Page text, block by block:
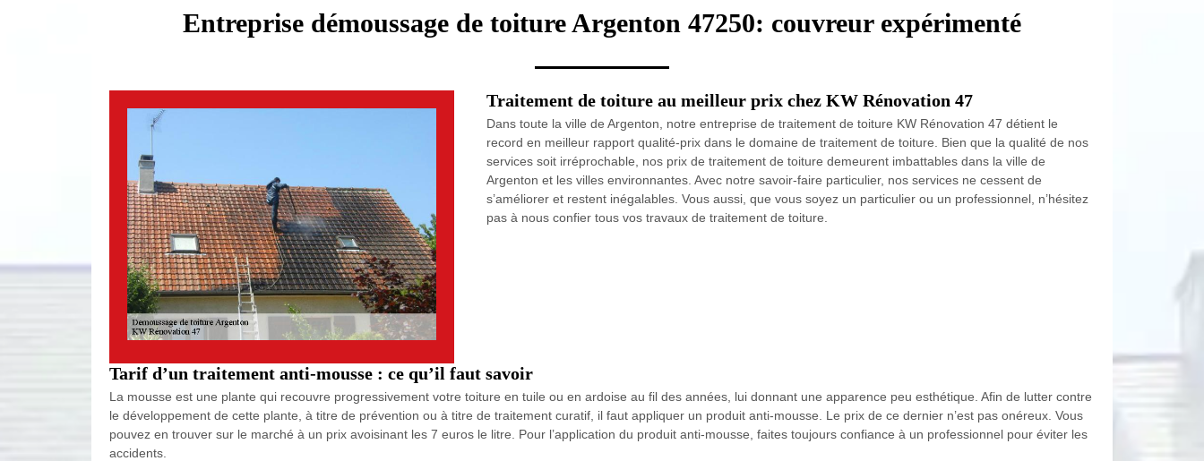
Entreprise démoussage de toiture Argenton 47250: couvreur expérimenté
Traitement de toiture au meilleur prix chez KW Rénovation 47
Dans toute la ville de Argenton, notre entreprise de traitement de toiture KW Rénovation 47 détient le
record en meilleur rapport qualité-prix dans le domaine de traitement de toiture. Bien que la qualité de nos
services soit irréprochable, nos prix de traitement de toiture demeurent imbattables dans la ville de
Argenton et les villes environnantes. Avec notre savoir-faire particulier, nos services ne cessent de
s’améliorer et restent inégalables. Vous aussi, que vous soyez un particulier ou un professionnel, n’hésitez
pas à nous confier tous vos travaux de traitement de toiture.
Tarif d’un traitement anti-mousse : ce qu’il faut savoir
La mousse est une plante qui recouvre progressivement votre toiture en tuile ou en ardoise au fil des années, lui donnant une apparence peu esthétique. Afin de lutter contre
le développement de cette plante, à titre de prévention ou à titre de traitement curatif, il faut appliquer un produit anti-mousse. Le prix de ce dernier n’est pas onéreux. Vous
pouvez en trouver sur le marché à un prix avoisinant les 7 euros le litre. Pour l’application du produit anti-mousse, faites toujours confiance à un professionnel pour éviter les
accidents.